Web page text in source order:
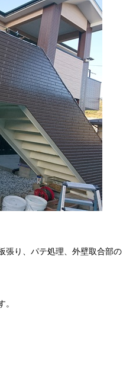
張り、パテ処理、外壁取合部の